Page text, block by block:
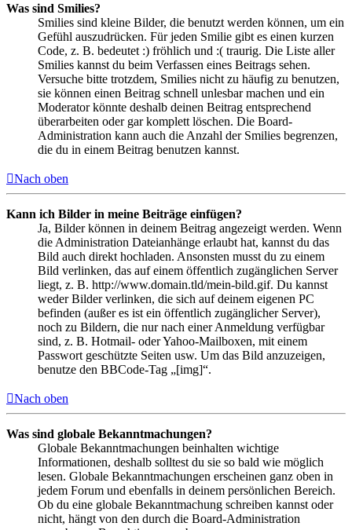
Was sind Smilies?
Smilies sind kleine Bilder, die benutzt werden können, um ein
Gefühl auszudrücken. Für jeden Smilie gibt es einen kurzen
Code, z. B. bedeutet :) fröhlich und :( traurig. Die Liste aller
Smilies kannst du beim Verfassen eines Beitrags sehen.
Versuche bitte trotzdem, Smilies nicht zu häufig zu benutzen,
sie können einen Beitrag schnell unlesbar machen und ein
Moderator könnte deshalb deinen Beitrag entsprechend
überarbeiten oder gar komplett löschen. Die Board-
Administration kann auch die Anzahl der Smilies begrenzen,
die du in einem Beitrag benutzen kannst.
Nach oben
Kann ich Bilder in meine Beiträge einfügen?
Ja, Bilder können in deinem Beitrag angezeigt werden. Wenn
die Administration Dateianhänge erlaubt hat, kannst du das
Bild auch direkt hochladen. Ansonsten musst du zu einem
Bild verlinken, das auf einem öffentlich zugänglichen Server
liegt, z. B. http://www.domain.tld/mein-bild.gif. Du kannst
weder Bilder verlinken, die sich auf deinem eigenen PC
befinden (außer es ist ein öffentlich zugänglicher Server),
noch zu Bildern, die nur nach einer Anmeldung verfügbar
sind, z. B. Hotmail- oder Yahoo-Mailboxen, mit einem
Passwort geschützte Seiten usw. Um das Bild anzuzeigen,
benutze den BBCode-Tag „[img]“.
Nach oben
Was sind globale Bekanntmachungen?
Globale Bekanntmachungen beinhalten wichtige
Informationen, deshalb solltest du sie so bald wie möglich
lesen. Globale Bekanntmachungen erscheinen ganz oben in
jedem Forum und ebenfalls in deinem persönlichen Bereich.
Ob du eine globale Bekanntmachung schreiben kannst oder
nicht, hängt von den durch die Board-Administration